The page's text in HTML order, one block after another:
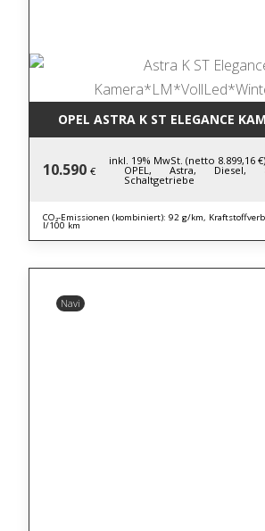
OPEL ASTRA K ST ELEGANCE
10.590 €
inkl. 19% MwSt. (netto 8.899,16
OPEL, Astra, Diesel,
Schaltgetriebe
CO₂-Emissionen (kombiniert): 92 g/km,
l/100 km
Navi